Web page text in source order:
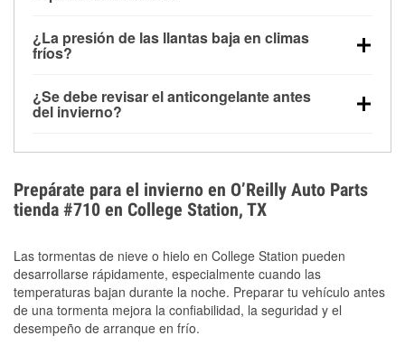
su potencia de arranque cerca de los 0 °F, lo que
arranque.
la congelación y ayuda a disolver la sal y la nieve
derretida en la carretera para mejorar la visibilidad.
¿La presión de las llantas baja en climas
fríos?
alrededor de 1 PSI por cada 10 °F que baja la
temperatura. Puedes obtener más información sobre
¿Se debe revisar el anticongelante antes
del invierno?
el sobrecalentamiento en condiciones de frío
extremo. Aprende cómo comprobar la protección
anticongelante en nuestra sección How-To.
Prepárate para el invierno en O’Reilly Auto Parts
tienda #710 en College Station, TX
Las tormentas de nieve o hielo en College Station pueden
desarrollarse rápidamente, especialmente cuando las
temperaturas bajan durante la noche. Preparar tu vehículo antes
de una tormenta mejora la confiabilidad, la seguridad y el
desempeño de arranque en frío.